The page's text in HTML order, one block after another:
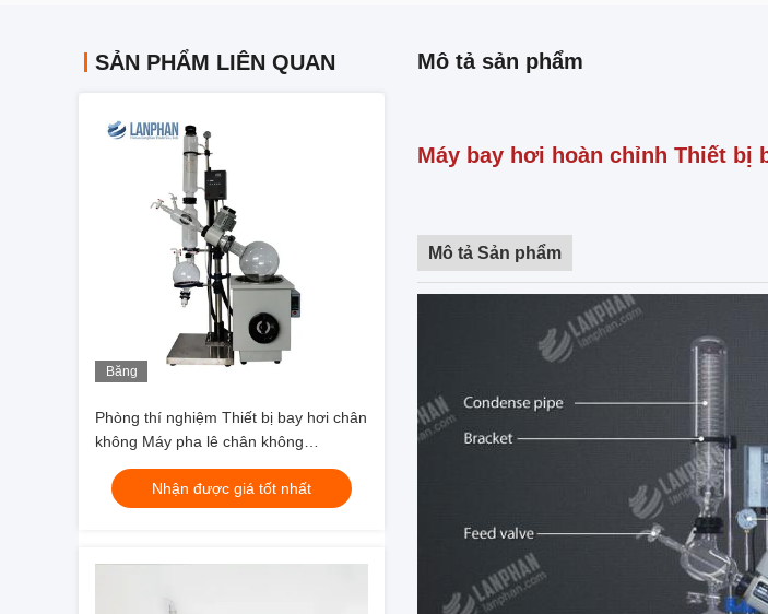
SẢN PHẨM LIÊN QUAN
Băng
Phòng thí nghiệm Thiết bị bay hơi chân
không Máy pha lê chân không
Evaporatore CBD Distillar
Nhận được giá tốt nhất
Mô tả sản phẩm
Máy bay hơi hoàn chỉnh Thiết bị
Mô tả Sản phẩm